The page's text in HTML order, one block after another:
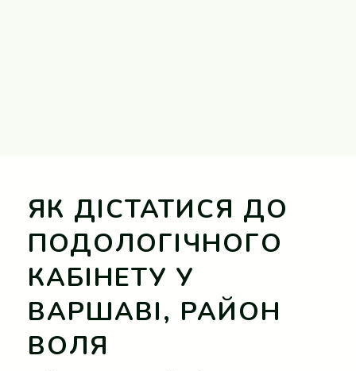
ЯК ДІСТАТИСЯ ДО
ПОДОЛОГІЧНОГО
КАБІНЕТУ У
ВАРШАВІ, РАЙОН
ВОЛЯ